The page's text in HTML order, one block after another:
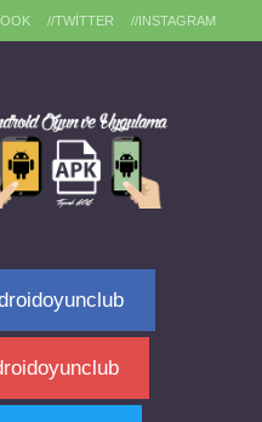
//TWITTER //INSTAGRAM